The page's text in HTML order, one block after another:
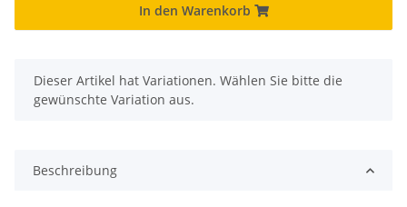
In den Warenkorb
x
Dieser Artikel hat Variationen. Wählen Sie bitte die
gewünschte Variation aus.
Beschreibung